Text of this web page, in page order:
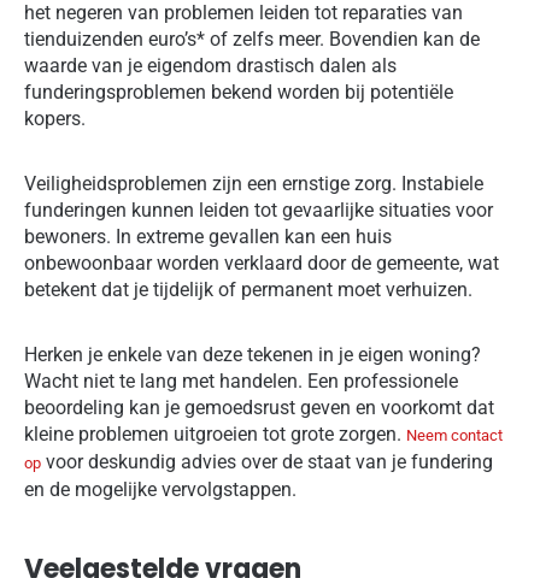
het negeren van problemen leiden tot reparaties van
tienduizenden euro’s* of zelfs meer. Bovendien kan de
waarde van je eigendom drastisch dalen als
funderingsproblemen bekend worden bij potentiële
kopers.
Veiligheidsproblemen zijn een ernstige zorg. Instabiele
funderingen kunnen leiden tot gevaarlijke situaties voor
bewoners. In extreme gevallen kan een huis
onbewoonbaar worden verklaard door de gemeente, wat
betekent dat je tijdelijk of permanent moet verhuizen.
Herken je enkele van deze tekenen in je eigen woning?
Wacht niet te lang met handelen. Een professionele
beoordeling kan je gemoedsrust geven en voorkomt dat
kleine problemen uitgroeien tot grote zorgen. Neem contact
op voor deskundig advies over de staat van je fundering
en de mogelijke vervolgstappen.
Veelgestelde vragen